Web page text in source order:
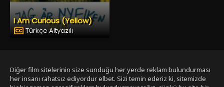
I Am Curious (Yellow)
Türkçe Altyazılı
Diğer film sitelerinin size sunduğu her yerde reklam bulundurması
her insanı rahatsız ediyordur elbet. Sizi temin ederiz ki, sitemizde